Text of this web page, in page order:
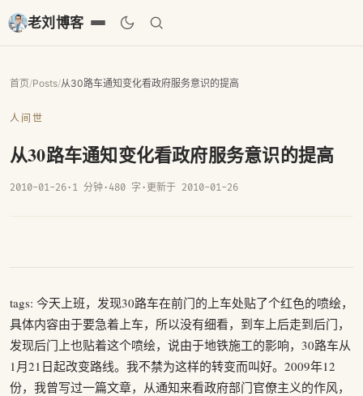
老刘博客
首页/Posts/从30路车通知变化看政府服务意识的提高
人间世
从30路车通知变化看政府服务意识的提高
2010-01-26· 1 分钟· 480 字 · 更新于 2010-01-26
tags: 今天上班，发现30路车在前门的上车处贴了个红色的喷绘，
具体内容由于要急着上车，所以没有细看，到车上后走到后门，
发现后门上也贴着这个喷绘，说由于地铁施工的影响，30路车从
1月21日起改变路线。我不禁为这样的转变而叫好。2009年12
份，我曾写过一篇文章，从通知来看政府部门官僚主义的作风，